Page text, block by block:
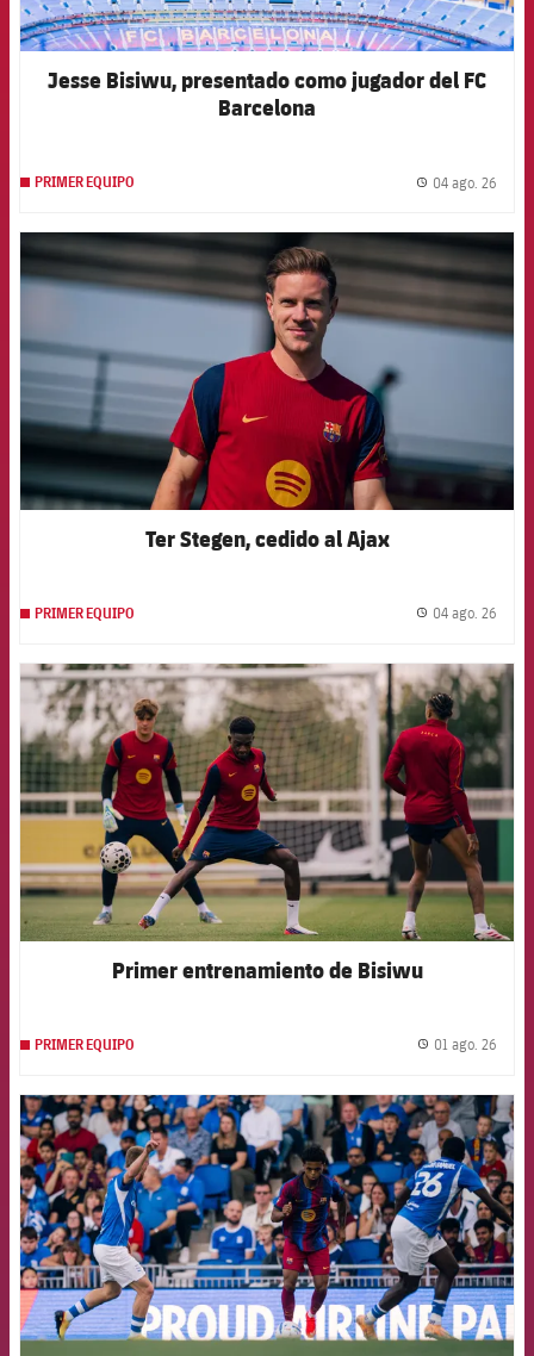
Jesse Bisiwu, presentado como jugador del FC
Barcelona
PRIMER EQUIPO 04 ago. 26
FCB Barcelona badge
Ter Stegen, cedido al Ajax
PRIMER EQUIPO 04 ago. 26
FCB Barcelona badge
Primer entrenamiento de Bisiwu
PRIMER EQUIPO 01 ago. 26
FCB Barcelona badge